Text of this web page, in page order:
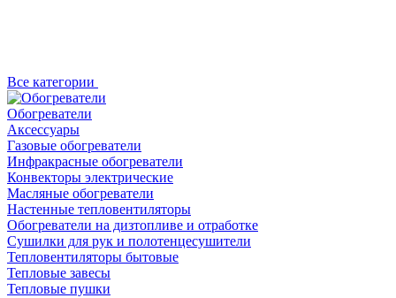
Все категории
Обогреватели
Аксессуары
Газовые обогреватели
Инфракрасные обогреватели
Конвекторы электрические
Масляные обогреватели
Настенные тепловентиляторы
Обогреватели на дизтопливе и отработке
Сушилки для рук и полотенцесушители
Тепловентиляторы бытовые
Тепловые завесы
Тепловые пушки